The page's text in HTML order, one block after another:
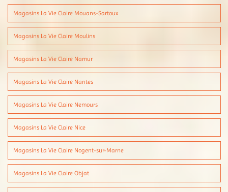
Magasins La Vie Claire Mouans-Sartoux
Magasins La Vie Claire Moulins
Magasins La Vie Claire Namur
Magasins La Vie Claire Nantes
Magasins La Vie Claire Nemours
Magasins La Vie Claire Nice
Magasins La Vie Claire Nogent-sur-Marne
Magasins La Vie Claire Objat